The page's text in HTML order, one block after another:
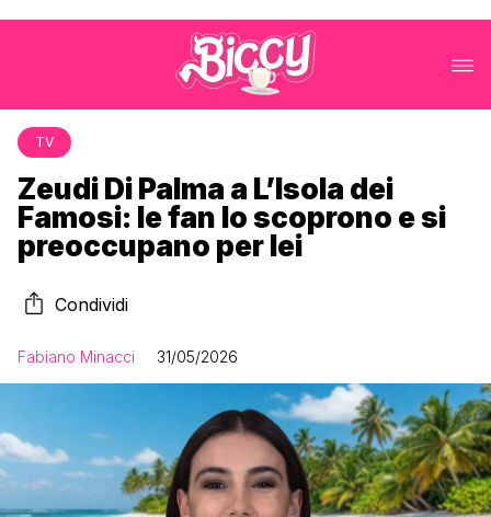
TV
Zeudi Di Palma a L’Isola dei
Famosi: le fan lo scoprono e si
preoccupano per lei
Condividi
Fabiano Minacci 31/05/2026